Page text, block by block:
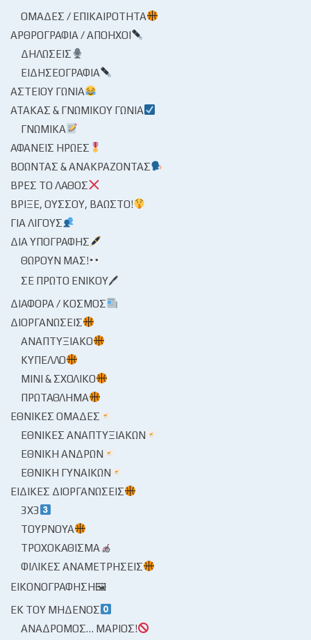
ΟΜΆΔΕΣ / ΕΠΙΚΑΙΡΌΤΗΤΑ
ΑΡΘΡΟΓΡΑΦΊΑ / ΑΠΌΗΧΟΙ
ΔΗΛΏΣΕΙΣ
ΕΙΔΗΣΕΟΓΡΑΦΊΑ
ΑΣΤΕΊΟΥ ΓΩΝΊΑ
ΑΤΆΚΑΣ & ΓΝΩΜΙΚΟΎ ΓΩΝΊΑ
ΓΝΩΜΙΚΆ
ΑΦΑΝΕΊΣ ΉΡΩΕΣ
ΒΟΏΝΤΑΣ & ΑΝΑΚΡΆΖΟΝΤΑΣ
ΒΡΕΣ ΤΟ ΛΆΘΟΣ
ΒΡΊΞΕ, ΟΎΣΣΟΥ, ΒΆΩΣΤΟ!
ΓΙΑ ΛΊΓΟΥΣ
ΔΙΑ ΥΠΟΓΡΑΦΉΣ
ΘΩΡΟΎΝ ΜΑΣ!
ΣΕ ΠΡΏΤΟ ΕΝΙΚΟΎ🖊
ΔΙΆΦΟΡΑ / ΚΌΣΜΟΣ
ΔΙΟΡΓΑΝΏΣΕΙΣ
ΑΝΑΠΤΥΞΙΑΚΌ
ΚΎΠΕΛΛΟ
ΜΊΝΙ & ΣΧΟΛΙΚΌ
ΠΡΩΤΆΘΛΗΜΑ
ΕΘΝΙΚΈΣ ΟΜΆΔΕΣ
ΕΘΝΙΚΈΣ ΑΝΑΠΤΥΞΙΑΚΏΝ
ΕΘΝΙΚΉ ΑΝΔΡΏΝ
ΕΘΝΙΚΉ ΓΥΝΑΙΚΏΝ
ΕΙΔΙΚΈΣ ΔΙΟΡΓΑΝΏΣΕΙΣ
3X3
ΤΟΥΡΝΟΥΆ
ΤΡΟΧΟΚΆΘΙΣΜΑ
ΦΙΛΙΚΈΣ ΑΝΑΜΕΤΡΉΣΕΙΣ
ΕΙΚΟΝΟΓΡΆΦΗΣΗ🖼
ΕΚ ΤΟΥ ΜΗΔΕΝΌΣ
ΑΝΆΔΡΟΜΟΣ… ΜΆΡΙΟΣ!